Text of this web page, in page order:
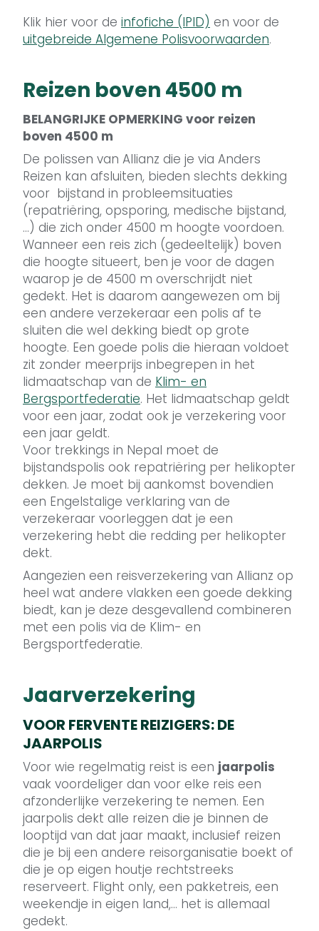
Klik hier voor de infofiche (IPID) en voor de
uitgebreide Algemene Polisvoorwaarden.
Reizen boven 4500 m
BELANGRIJKE OPMERKING voor reizen
boven 4500 m
De polissen van Allianz die je via Anders
Reizen kan afsluiten, bieden slechts dekking
voor bijstand in probleemsituaties
(repatriëring, opsporing, medische bijstand,
…) die zich onder 4500 m hoogte voordoen.
Wanneer een reis zich (gedeeltelijk) boven
die hoogte situeert, ben je voor de dagen
waarop je de 4500 m overschrijdt niet
gedekt. Het is daarom aangewezen om bij
een andere verzekeraar een polis af te
sluiten die wel dekking biedt op grote
hoogte. Een goede polis die hieraan voldoet
zit zonder meerprijs inbegrepen in het
lidmaatschap van de Klim- en
Bergsportfederatie. Het lidmaatschap geldt
voor een jaar, zodat ook je verzekering voor
een jaar geldt.
Voor trekkings in Nepal moet de
bijstandspolis ook repatriëring per helikopter
dekken. Je moet bij aankomst bovendien
een Engelstalige verklaring van de
verzekeraar voorleggen dat je een
verzekering hebt die redding per helikopter
dekt.
Aangezien een reisverzekering van Allianz op
heel wat andere vlakken een goede dekking
biedt, kan je deze desgevallend combineren
met een polis via de Klim- en
Bergsportfederatie.
Jaarverzekering
VOOR FERVENTE REIZIGERS: DE
JAARPOLIS
Voor wie regelmatig reist is een jaarpolis
vaak voordeliger dan voor elke reis een
afzonderlijke verzekering te nemen. Een
jaarpolis dekt alle reizen die je binnen de
looptijd van dat jaar maakt, inclusief reizen
die je bij een andere reisorganisatie boekt of
die je op eigen houtje rechtstreeks
reserveert. Flight only, een pakketreis, een
weekendje in eigen land,… het is allemaal
gedekt.